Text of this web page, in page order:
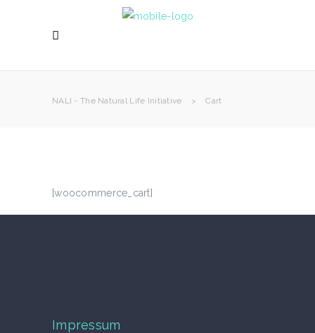
NALI - The Natural Life Initiative > Cart
[woocommerce_cart]
Impressum